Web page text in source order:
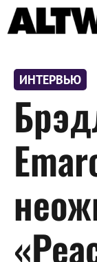
Перейти
ИНТЕРВЬЮ